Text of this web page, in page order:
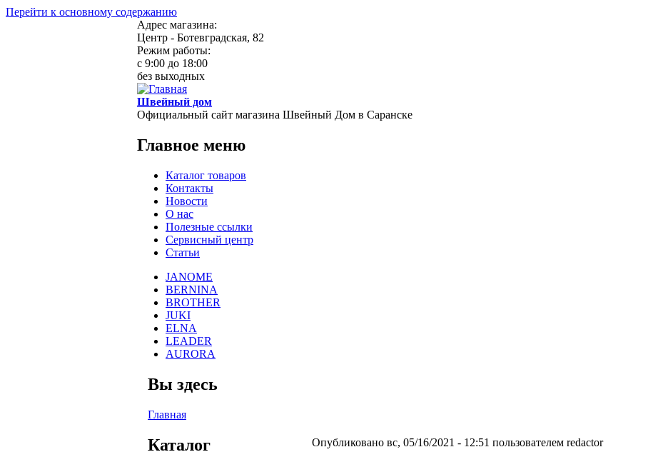
Перейти к основному содержанию
Адрес магазина:
Центр - Ботевградская, 82
Режим работы:
c 9:00 до 18:00
без выходных
Швейный дом
Официальный сайт магазина Швейный Дом в Саранске
Главное меню
Каталог товаров
Контакты
Новости
О нас
Полезные ссылки
Сервисный центр
Статьи
JANOME
BERNINA
BROTHER
JUKI
ELNA
LEADER
AURORA
Вы здесь
Главная
Каталог Опубликовано вс, 05/16/2021 - 12:51 пользователем redactor